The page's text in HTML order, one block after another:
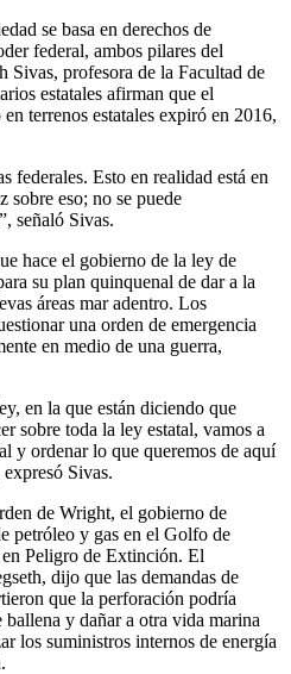
se basa en derechos de
federal, ambos pilares del
Sivas, profesora de la Facultad de
estatales afirman que el
terrenos estatales expiró en 2016,
federales. Esto en realidad está en
sobre eso; no se puede
señaló Sivas.
hace el gobierno de la ley de
su plan quinquenal de dar a la
áreas mar adentro. Los
una orden de emergencia
en medio de una guerra,
en la que están diciendo que
sobre toda la ley estatal, vamos a
y ordenar lo que queremos de aquí
Sivas.
de Wright, el gobierno de
petróleo y gas en el Golfo de
Peligro de Extinción. El
dijo que las demandas de
que la perforación podría
ballena y dañar a otra vida marina
los suministros internos de energía